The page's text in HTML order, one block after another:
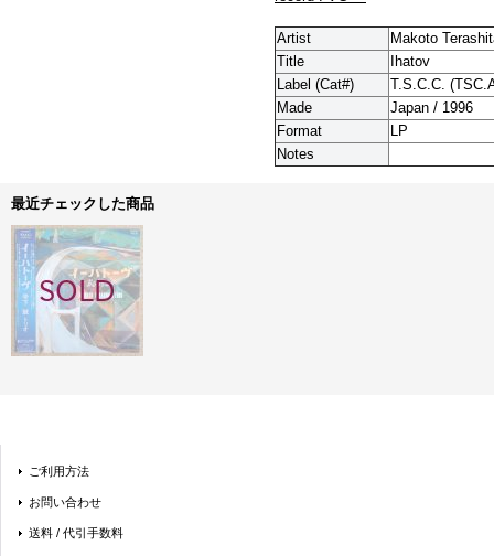
Artist
Makoto
Title
Ihatov
Label (Cat#)
T.S.C.C. (
Made
Japan / 1996
Format
LP
Notes
最近チェックした商品
ご利用方法
お問い合わせ
送料 / 代引手数料